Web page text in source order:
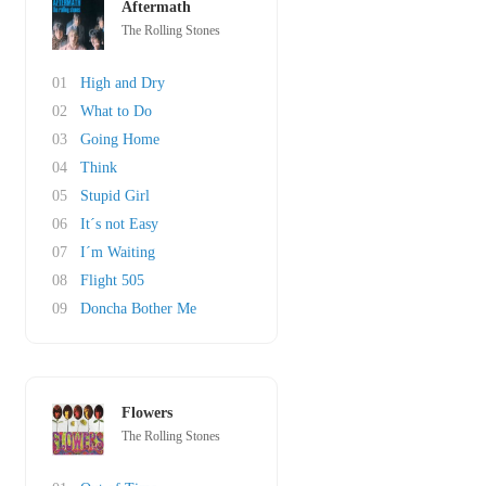
Aftermath
The Rolling Stones
01
High and Dry
02
What to Do
03
Going Home
04
Think
05
Stupid Girl
06
It´s not Easy
07
I´m Waiting
08
Flight 505
09
Doncha Bother Me
Flowers
The Rolling Stones